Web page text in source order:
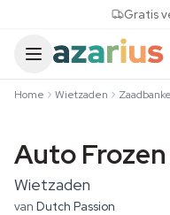
Gratis
Home Wietzaden
Auto
Wietzaden
van Dutch Passion